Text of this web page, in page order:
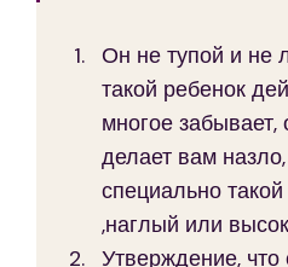
Он не тупой и не
такой ребенок
многое забывает,
делает вам
специально
,наглый или
Утверждение, что